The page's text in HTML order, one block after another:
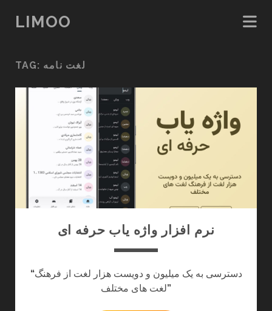
LIMOO
TAG: لغت نامه
نرم افزار واژه یاب حرفه ای
“دسترسی به یک میلیون و دویست هزار لغت از فرهنگ
لغت های مختلف”